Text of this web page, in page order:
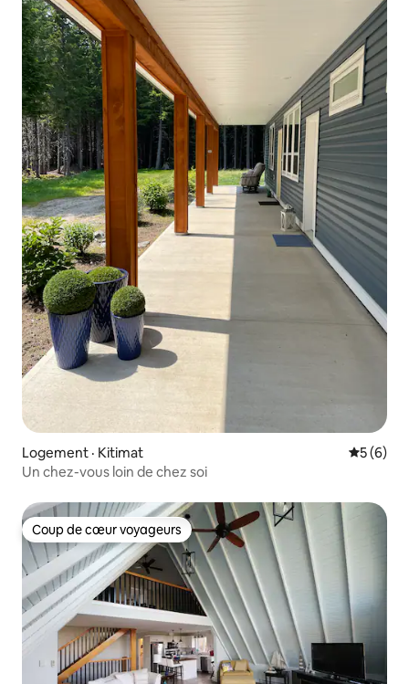
Logement · Kitimat Note
5 (6)
Un chez-vous loin de chez soi
Coup de cœur voyageurs
Coup de cœur voyageurs